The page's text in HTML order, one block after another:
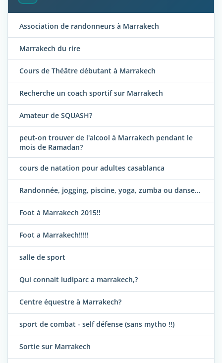
Association de randonneurs à Marrakech
Marrakech du rire
Cours de Théâtre débutant à Marrakech
Recherche un coach sportif sur Marrakech
Amateur de SQUASH?
peut-on trouver de l'alcool à Marrakech pendant le
mois de Ramadan?
cours de natation pour adultes casablanca
Randonnée, jogging, piscine, yoga, zumba ou danse...
Foot à Marrakech 2015!!
Foot a Marrakech!!!!!
salle de sport
Qui connait ludiparc a marrakech,?
Centre équestre à Marrakech?
sport de combat - self défense (sans mytho !!)
Sortie sur Marrakech